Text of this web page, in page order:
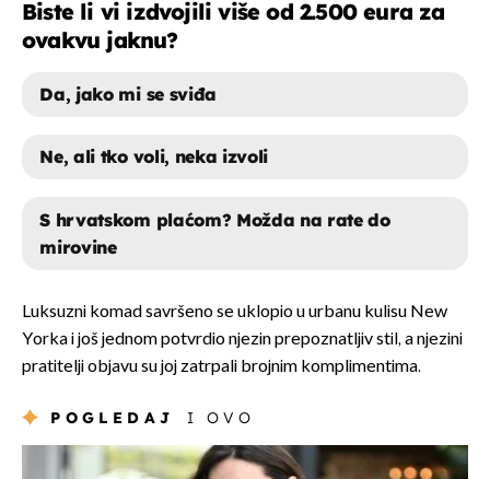
Biste li vi izdvojili više od 2.500 eura za
ovakvu jaknu?
Da, jako mi se sviđa
Ne, ali tko voli, neka izvoli
S hrvatskom plaćom? Možda na rate do
mirovine
DA, JAKO MI SE SVIĐA
NE, ALI TKO VOLI, NEKA IZVOLI
RATE DO MIROVINE
Luksuzni komad savršeno se uklopio u urbanu kulisu New
Yorka i još jednom potvrdio njezin prepoznatljiv stil, a njezini
pratitelji objavu su joj zatrpali brojnim komplimentima.
POGLEDAJ I OVO